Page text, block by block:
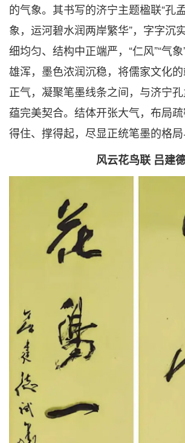
的气象。其书写的济宁主题楹联“孔
象，运河碧水润两岸繁华”，字字沉
细均匀、结构中正端严，“仁风”“气
雄浑，墨色浓润沉稳，将儒家文化
正气，凝聚笔墨线条之间，与济宁
蕴完美契合。结体开张大气，布局
得住、撑得起，尽显正统笔墨的格局
风云花鸟联 吕建